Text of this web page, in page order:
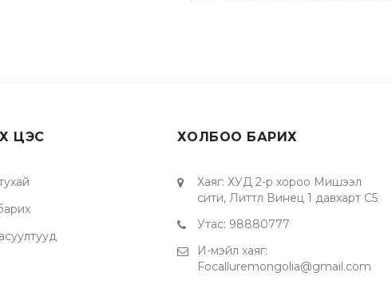
ЦЭС ХОЛБОО БАРИХ
Хаяг: ХУД 2-р хороо Мишээл
сити, Литтл Винец 1 давхарт C5
Утас: 98880777
И-мэйл хаяг:
Focalluremongolia@gmail.com